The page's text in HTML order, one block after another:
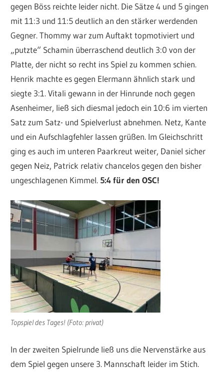
gegen Böss reichte leider nicht. Die Sätze 4 und 5 gingen
mit 11:3 und 11:5 deutlich an den stärker werdenden
Gegner. Thommy war zum Auftakt topmotiviert und
„putzte“ Schamin überraschend deutlich 3:0 von der
Platte, der nicht so recht ins Spiel zu kommen schien.
Henrik machte es gegen Elermann ähnlich stark und
siegte 3:1. Vitali gewann in der Hinrunde noch gegen
Asenheimer, ließ sich diesmal jedoch ein 10:6 im vierten
Satz zum Satz- und Spielverlust abnehmen. Netz, Kante
und ein Aufschlagfehler lassen grüßen. Im Gleichschritt
ging es auch im unteren Paarkreut weiter, Daniel sicher
gegen Neiz, Patrick relativ chancelos gegen den bisher
ungeschlagenen Kimmel. 5:4 für den OSC!
Topspiel des Tages! (Foto: privat)
In der zweiten Spielrunde ließ uns die Nervenstärke aus
dem Spiel gegen unsere 3. Mannschaft leider im Stich.